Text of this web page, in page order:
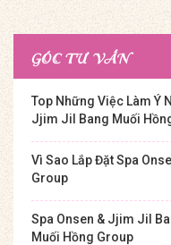
GÓC TƯ VẤN
Top Những Việc Làm Ý
Jjim Jil Bang Muối
Vì Sao Lắp Đặt Spa
Group
Spa Onsen & Jjim Jil
Muối Hồng Group